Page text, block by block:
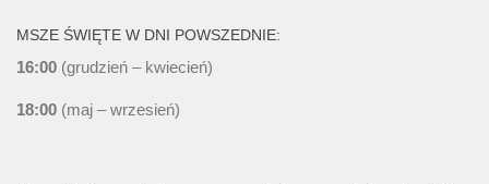
MSZE ŚWIĘTE W DNI POWSZEDNIE:
16:00 (grudzień – kwiecień)
18:00 (maj – wrzesień)